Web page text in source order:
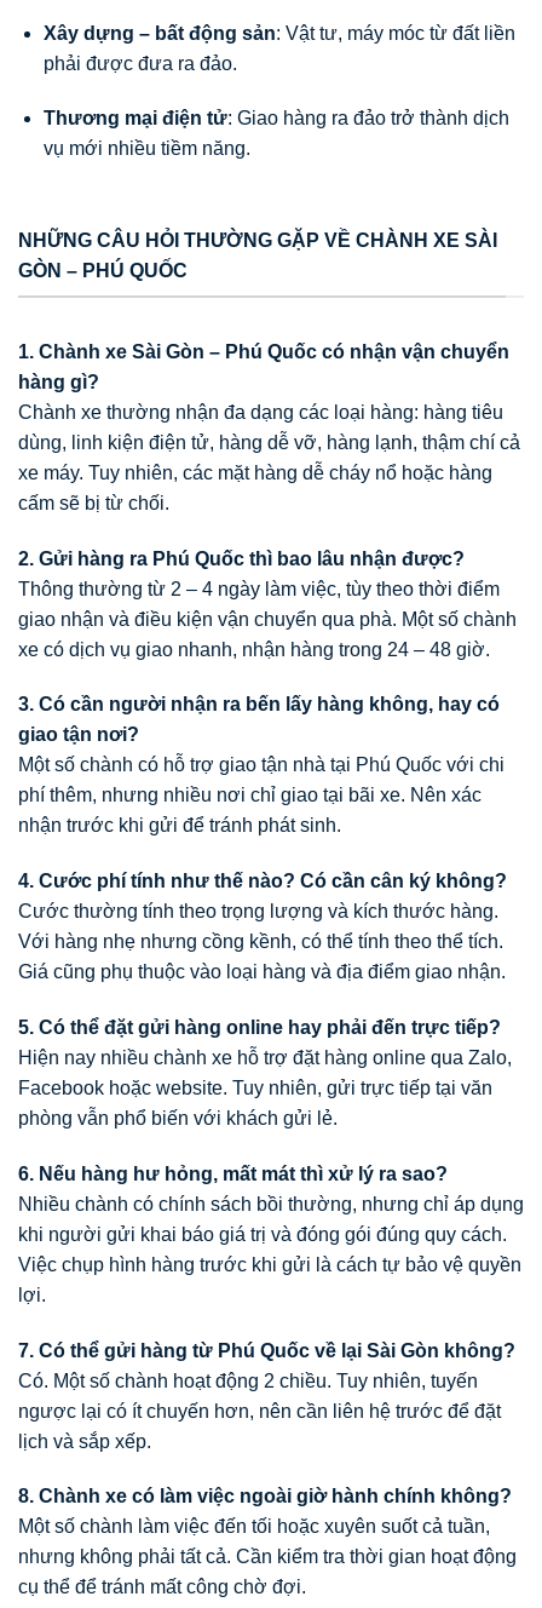
Xây dựng – bất động sản: Vật tư, máy móc từ đất liền
phải được đưa ra đảo.
Thương mại điện tử: Giao hàng ra đảo trở thành dịch
vụ mới nhiều tiềm năng.
NHỮNG CÂU HỎI THƯỜNG GẶP VỀ CHÀNH XE SÀI
GÒN – PHÚ QUỐC
1. Chành xe Sài Gòn – Phú Quốc có nhận vận chuyển
hàng gì?
Chành xe thường nhận đa dạng các loại hàng: hàng tiêu
dùng, linh kiện điện tử, hàng dễ vỡ, hàng lạnh, thậm chí cả
xe máy. Tuy nhiên, các mặt hàng dễ cháy nổ hoặc hàng
cấm sẽ bị từ chối.
2. Gửi hàng ra Phú Quốc thì bao lâu nhận được?
Thông thường từ 2 – 4 ngày làm việc, tùy theo thời điểm
giao nhận và điều kiện vận chuyển qua phà. Một số chành
xe có dịch vụ giao nhanh, nhận hàng trong 24 – 48 giờ.
3. Có cần người nhận ra bến lấy hàng không, hay có
giao tận nơi?
Một số chành có hỗ trợ giao tận nhà tại Phú Quốc với chi
phí thêm, nhưng nhiều nơi chỉ giao tại bãi xe. Nên xác
nhận trước khi gửi để tránh phát sinh.
4. Cước phí tính như thế nào? Có cần cân ký không?
Cước thường tính theo trọng lượng và kích thước hàng.
Với hàng nhẹ nhưng cồng kềnh, có thể tính theo thể tích.
Giá cũng phụ thuộc vào loại hàng và địa điểm giao nhận.
5. Có thể đặt gửi hàng online hay phải đến trực tiếp?
Hiện nay nhiều chành xe hỗ trợ đặt hàng online qua Zalo,
Facebook hoặc website. Tuy nhiên, gửi trực tiếp tại văn
phòng vẫn phổ biến với khách gửi lẻ.
6. Nếu hàng hư hỏng, mất mát thì xử lý ra sao?
Nhiều chành có chính sách bồi thường, nhưng chỉ áp dụng
khi người gửi khai báo giá trị và đóng gói đúng quy cách.
Việc chụp hình hàng trước khi gửi là cách tự bảo vệ quyền
lợi.
7. Có thể gửi hàng từ Phú Quốc về lại Sài Gòn không?
Có. Một số chành hoạt động 2 chiều. Tuy nhiên, tuyến
ngược lại có ít chuyến hơn, nên cần liên hệ trước để đặt
lịch và sắp xếp.
8. Chành xe có làm việc ngoài giờ hành chính không?
Một số chành làm việc đến tối hoặc xuyên suốt cả tuần,
nhưng không phải tất cả. Cần kiểm tra thời gian hoạt động
cụ thể để tránh mất công chờ đợi.